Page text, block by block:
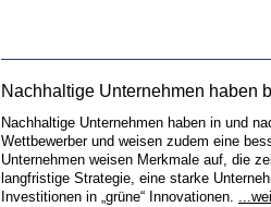
Nachhaltige Unternehmen haben
Nachhaltige Unternehmen haben in und
Wettbewerber und weisen zudem eine
Unternehmen weisen Merkmale auf, die
langfristige Strategie, eine starke
Investitionen in „grüne“ Innovationen.